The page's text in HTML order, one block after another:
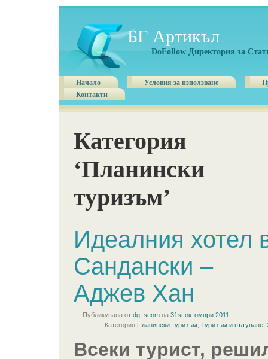
БГ Артикъл
DoFollow Директория за
Начало Условия за използване
Контакти
Категория
‘Планински
туризъм’
Идеалния хотел
Сандански –
Аджев Хан
Публикувана от dg_seom на 31st октомври 2011
Категория Планински туризъм Туризъм и пътуване
Всеки турист,